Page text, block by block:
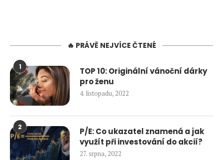
🔥 PRÁVĚ NEJVÍCE ČTENÉ
1
TOP 10: Originální vánoční dárky
pro ženu
4. listopadu, 2022
2
P/E: Co ukazatel znamená a jak
využít při investování do akcií?
27. srpna, 2022